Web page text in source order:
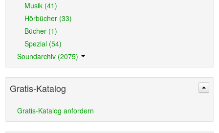
Musik (41)
Hörbücher (33)
Bücher (1)
Spezial (54)
Soundarchiv (2075)
Gratis-Katalog
Gratis-Katalog anfordern